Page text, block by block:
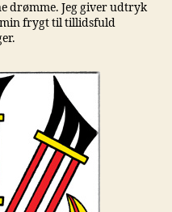
drømme. Jeg giver udtryk
frygt til tillidsfuld